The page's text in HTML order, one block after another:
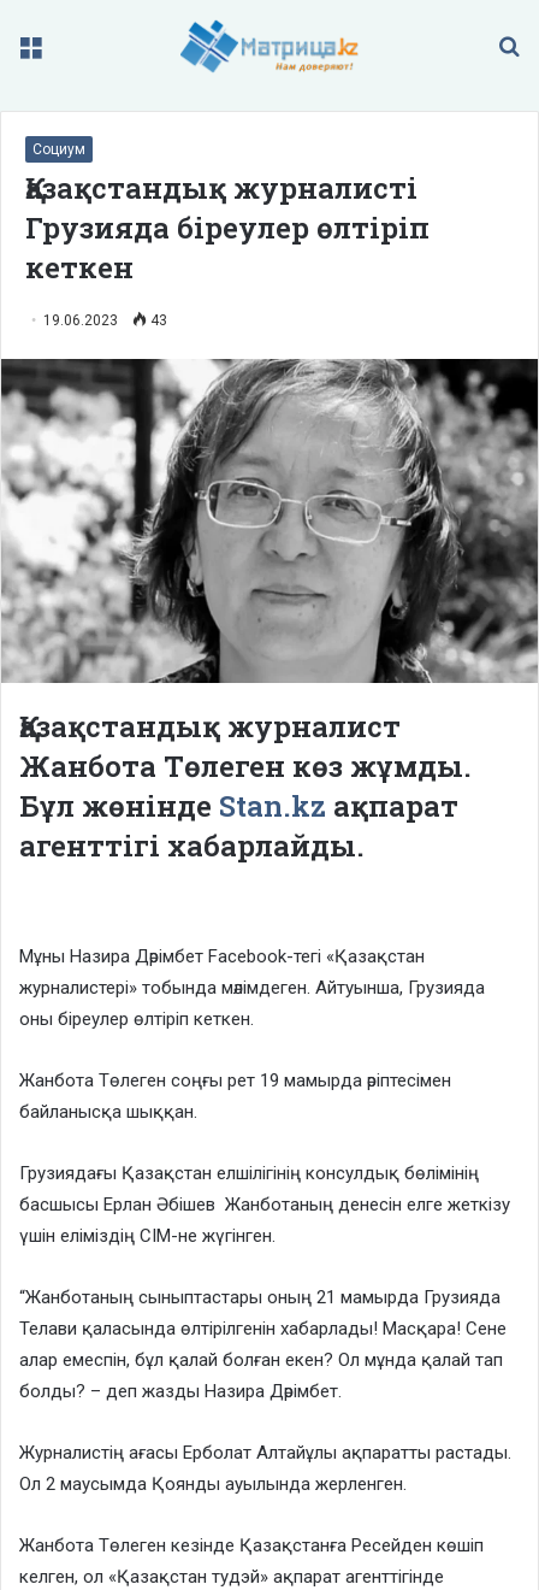
Меню
Социум
Қазақстандық журналисті
Грузияда біреулер өлтіріп
кеткен
19.06.2023 43
Қазақстандық журналист
Жанбота Төлеген көз жұмды.
Бұл жөнінде Stan.kz ақпарат
агенттігі хабарлайды.
Мұны Назира Дәрімбет Facebook-тегі «Қазақстан
журналистері» тобында мәлімдеген. Айтуынша, Грузияда
оны біреулер өлтіріп кеткен.
Жанбота Төлеген соңғы рет 19 мамырда әріптесімен
байланысқа шыққан.
Грузиядағы Қазақстан елшілігінің консулдық бөлімінің
басшысы Ерлан Әбішев Жанботаның денесін елге жеткізу
үшін еліміздің СІМ-не жүгінген.
“Жанботаның сыныптастары оның 21 мамырда Грузияда
Телави қаласында өлтірілгенін хабарлады! Масқара! Сене
алар емеспін, бұл қалай болған екен? Ол мұнда қалай тап
болды? – деп жазды Назира Дәрімбет.
Журналистің ағасы Ерболат Алтайұлы ақпаратты растады.
Ол 2 маусымда Қоянды ауылында жерленген.
Жанбота Төлеген кезінде Қазақстанға Ресейден көшіп
келген, ол «Қазақстан тудэй» ақпарат агенттігінде